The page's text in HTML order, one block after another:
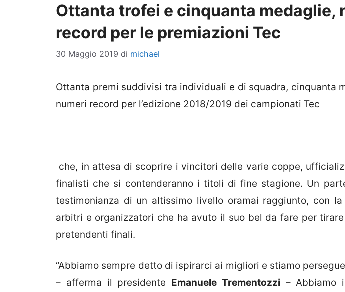
Ottanta trofei e cinquanta medaglie,
record per le premiazioni Tec
30 Maggio 2019 di michael
Ottanta premi suddivisi tra individuali e di squadra, cinquanta
numeri record per l’edizione 2018/2019 dei campionati Tec
che, in attesa di scoprire i vincitori delle varie coppe,
finalisti che si contenderanno i titoli di fine stagione. Un
testimonianza di un altissimo livello oramai raggiunto, con
arbitri e organizzatori che ha avuto il suo bel da fare per
pretendenti finali.
“Abbiamo sempre detto di ispirarci ai migliori e stiamo
– afferma il presidente Emanuele Trementozzi – Abbiamo